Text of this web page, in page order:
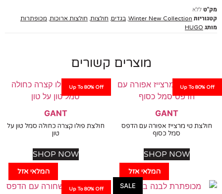
ללא
Winter New Collection
,בגדים, חולצות ,חולצות ארוכות,מכופתרות
HUGO
מוצרים קשורים
Up To
המלאי אזל
GANT
טי מרצייז אפורה עם הדפס
סמל כסוף
SHOP NOW
Up To 80% Off
המלאי אזל
GANT
חולצת פולו קצרה כחולה סמל טון על
SHOP NOW
SALE
Up To 80% Off